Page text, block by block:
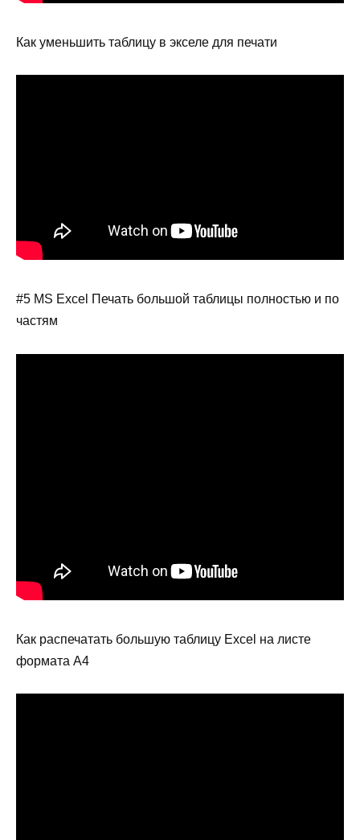
Как уменьшить таблицу в экселе для печати
#5 MS Excel Печать большой таблицы полностью и по
частям
Как распечатать большую таблицу Excel на листе
формата А4